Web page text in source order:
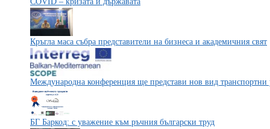
Кръгла маса събра представители на бизнеса и академичния свят
Международна конференция ще представи нов вид
БГ Баркод: с уважение към ръчния български труд